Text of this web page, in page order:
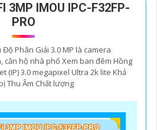
3MP IMOU IPC-F32FP-
PRO
Độ Phân Giải 3.0 MP là camera
căn hộ nhà phố Xem ban đêm Hồng
(IP) 3.0 megapixel Ultra 2k lite Khả
Thu Âm Chất lượng